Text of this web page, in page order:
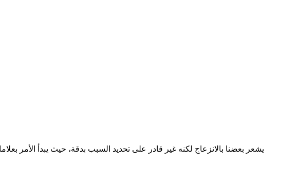
يشعر بعضنا بالانزعاج لكنه غير قادر على تحديد السبب بدقة، حيث يبدأ الأمر